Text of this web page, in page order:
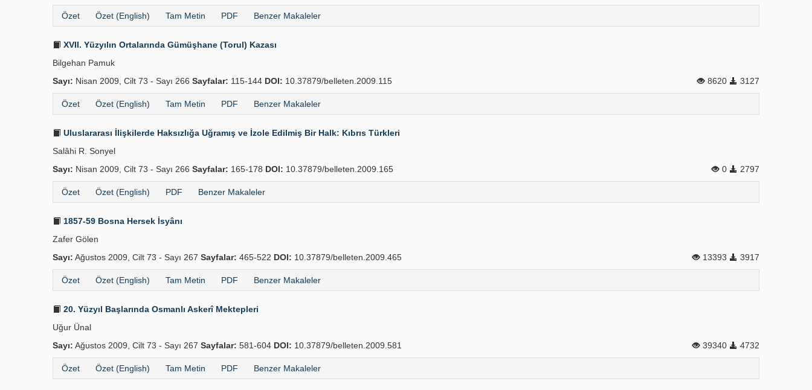
Özet Özet (English) Tam Metin PDF Benzer Makaleler
XVII. Yüzyılın Ortalarında Gümüşhane (Torul) Kazası
Bilgehan Pamuk
Sayı: Nisan 2009, Cilt 73 - Sayı 266 Sayfalar: 115-144 DOI: 10.37879/belleten.2009.115 8620 3127
Özet Özet (English) Tam Metin PDF Benzer Makaleler
Uluslararası İlişkilerde Haksızlığa Uğramış ve İzole Edilmiş Bir Halk: Kıbrıs Türkleri
Salâhi R. Sonyel
Sayı: Nisan 2009, Cilt 73 - Sayı 266 Sayfalar: 165-178 DOI: 10.37879/belleten.2009.165 0 2797
Özet Özet (English) PDF Benzer Makaleler
1857-59 Bosna Hersek İsyânı
Zafer Gölen
Sayı: Ağustos 2009, Cilt 73 - Sayı 267 Sayfalar: 465-522 DOI: 10.37879/belleten.2009.465 13393 3917
Özet Özet (English) Tam Metin PDF Benzer Makaleler
20. Yüzyıl Başlarında Osmanlı Askerî Mektepleri
Uğur Ünal
Sayı: Ağustos 2009, Cilt 73 - Sayı 267 Sayfalar: 581-604 DOI: 10.37879/belleten.2009.581 39340 4732
Özet Özet (English) Tam Metin PDF Benzer Makaleler